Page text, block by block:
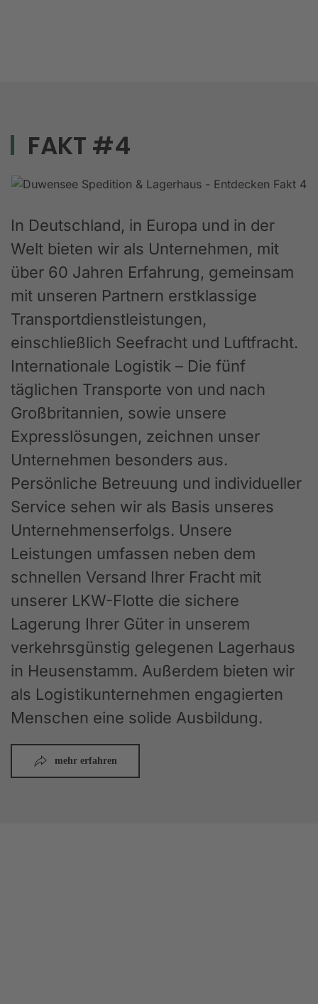
FAKT #4
In Deutschland, in Europa und in der
Welt bieten wir als Unternehmen, mit
über 60 Jahren Erfahrung, gemeinsam
mit unseren Partnern erstklassige
Transportdienstleistungen,
einschließlich Seefracht und Luftfracht.
Internationale Logistik – Die fünf
täglichen Transporte von und nach
Großbritannien, sowie unsere
Expresslösungen, zeichnen unser
Unternehmen besonders aus.
Persönliche Betreuung und individueller
Service sehen wir als Basis unseres
Unternehmenserfolgs. Unsere
Leistungen umfassen neben dem
schnellen Versand Ihrer Fracht mit
unserer LKW-Flotte die sichere
Lagerung Ihrer Güter in unserem
verkehrsgünstig gelegenen Lagerhaus
in Heusenstamm. Außerdem bieten wir
als Logistikunternehmen engagierten
Menschen eine solide Ausbildung.
mehr erfahren